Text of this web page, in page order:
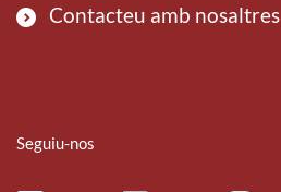
Contacteu amb nosaltres
Seguiu-nos